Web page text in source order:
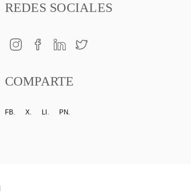
REDES SOCIALES
COMPARTE
FB. X. LI. PN.